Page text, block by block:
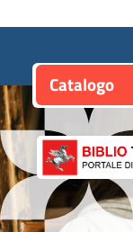
Catalogo